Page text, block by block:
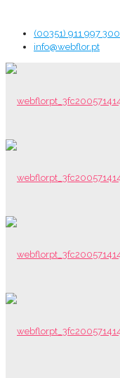
(00351) 911 997 300
info@webflor.pt